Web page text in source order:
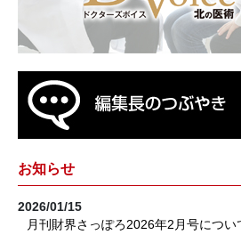
お知らせ
2026/01/15
月刊財界さっぽろ2026年2月号につ